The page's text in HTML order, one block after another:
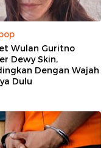
Wulan Guritno
Dewy Skin,
Dengan Wajah
Dulu